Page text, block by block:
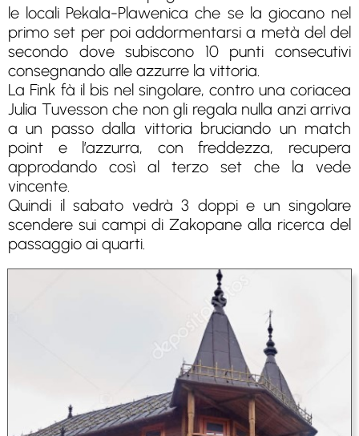
le locali Pekala-Plawenica che se la giocano nel
primo set per poi addormentarsi a metà del del
secondo dove subiscono 10 punti consecutivi
consegnando alle azzurre la vittoria.
La Fink fà il bis nel singolare, contro una coriacea
Julia Tuvesson che non gli regala nulla anzi arriva
a un passo dalla vittoria bruciando un match
point e l’azzurra, con freddezza, recupera
approdando così al terzo set che la vede
vincente.
Quindi il sabato vedrà 3 doppi e un singolare
scendere sui campi di Zakopane alla ricerca del
passaggio ai quarti.